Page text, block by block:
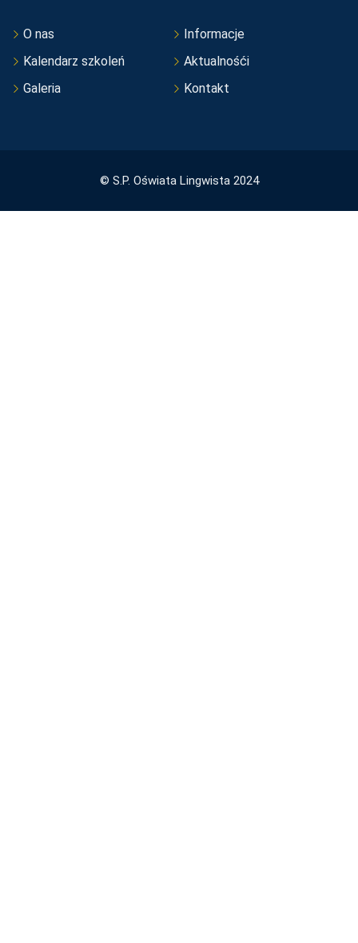
O nas
Informacje
Kalendarz szkoleń
Aktualnośći
Galeria
Kontakt
© S.P. Oświata Lingwista 2024